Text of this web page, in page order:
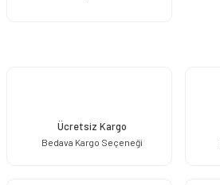
Ücretsiz Kargo
Bedava Kargo Seçeneği